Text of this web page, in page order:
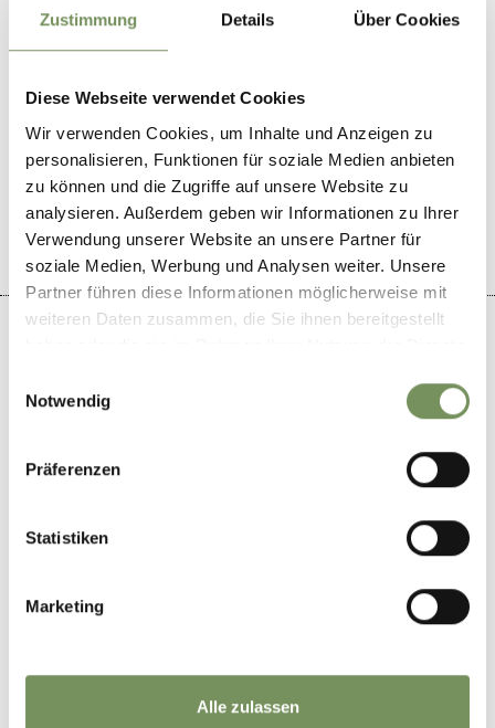
Zustimmung Details Über Cookies
Diese Webseite verwendet Cookies
Wir verwenden Cookies, um Inhalte und Anzeigen zu
personalisieren, Funktionen für soziale Medien anbieten
zu können und die Zugriffe auf unsere Website zu
analysieren. Außerdem geben wir Informationen zu Ihrer
Verwendung unserer Website an unsere Partner für
soziale Medien, Werbung und Analysen weiter. Unsere
Partner führen diese Informationen möglicherweise mit
weiteren Daten zusammen, die Sie ihnen bereitgestellt
Notwendig
Präferenzen
Statistiken
Marketing
Alle zulassen
www.felsenkeller.bz.it
WAS DE INHOUD NUTTIG VOOR U? JA
+